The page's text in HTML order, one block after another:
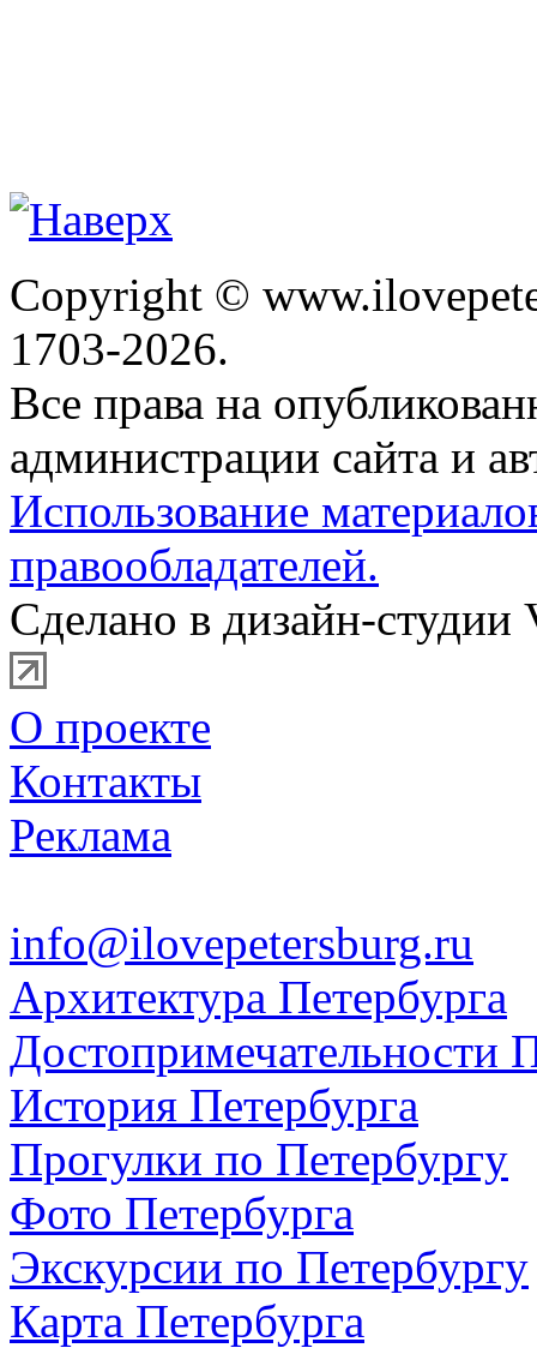
Copyright ©
1703-2026.
Все права на
администрации сайта и
Использование
правообладателей.
Сделано в дизайн-студии
О проекте
Контакты
Реклама
info@ilovepetersburg.ru
Архитектура Петербурга
Достопримечательности
История Петербурга
Прогулки по Петербургу
Фото Петербурга
Экскурсии по Петербургу
Карта Петербурга